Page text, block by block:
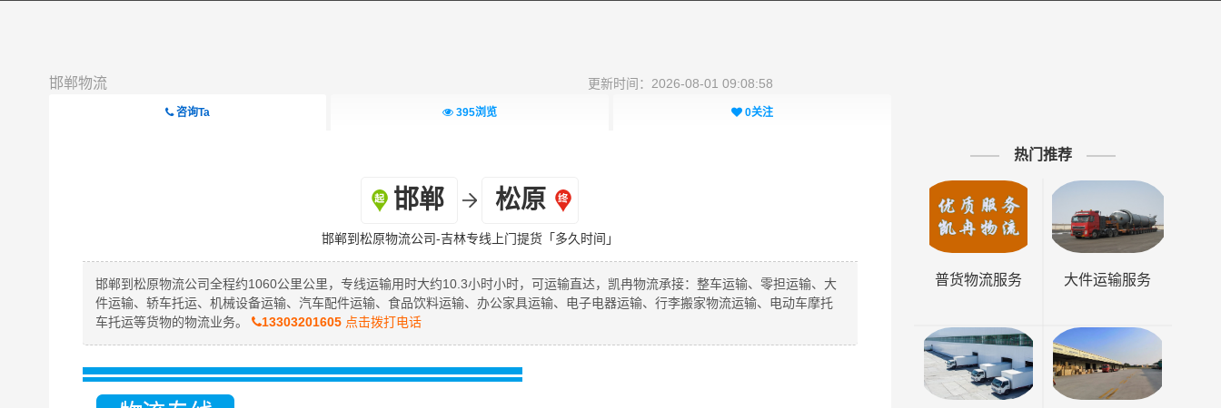
邯郸物流 更新时间：2026-08-01 09:08:58
咨询Ta 395浏览 0关注
邯郸 松原
邯郸到松原物流公司-吉林专线上门提货「多久时间」
邯郸到松原物流公司全程约1060公里公里，专线运输用时大约10.3小时小时，可运输直达，凯冉物流承接：整车运输、零担运输、大
件运输、轿车托运、机械设备运输、汽车配件运输、食品饮料运输、办公家具运输、电子电器运输、行李搬家物流运输、电动车摩托
车托运等货物的物流业务。
13303201605点击拨打电话
热门推荐
普货物流服务 大件运输服务